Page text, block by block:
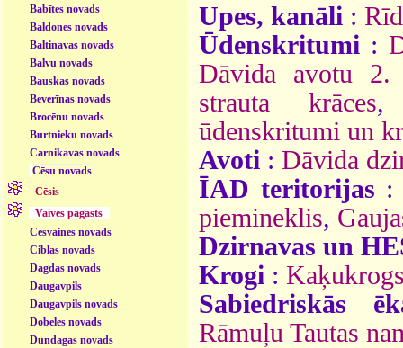
Babītes novads
Baldones novads
Baltinavas novads
Balvu novads
Bauskas novads
Beverīnas novads
Brocēnu novads
Burtnieku novads
Carnikavas novads
Cēsu novads
Cēsis
Vaives pagasts
Cesvaines novads
Ciblas novads
Dagdas novads
Daugavpils
Daugavpils novads
Dobeles novads
Dundagas novads
Upes, kanāli :
Ūdenskritumi :
Dāvida avotu 2.
strauta krāces
ūdenskritumi un
Avoti : Dāvida
ĪAD teritorijas
piemineklis,
Dzirnavas un
Krogi :
Sabiedriskās
Rāmuļu Tautas